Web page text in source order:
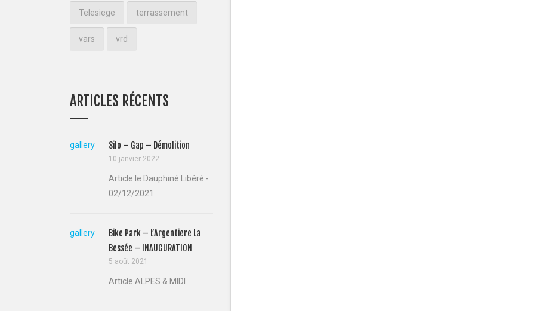
Telesiege terrassement
vars vrd
ARTICLES RÉCENTS
gallery Silo – Gap – Démolition
10 janvier 2022
Article le Dauphiné Libéré -
02/12/2021
gallery
Bike Park – L’Argentiere La
Bessée – INAUGURATION
5 août 2021
Article ALPES & MIDI